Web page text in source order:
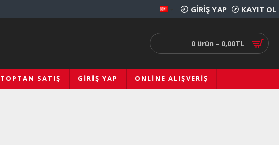
GIRIŞ YAP KAYIT OL
0 ürün - 0,00TL
TOPTAN SATIŞ GIRIŞ YAP ONLINE ALIŞVERIŞ